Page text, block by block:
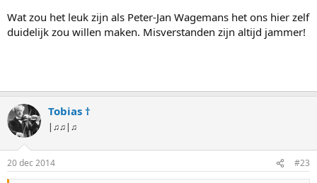
een dergelijk uitspraak niet meer dan de bevestiging van wat een
ieder de van muziek houdt allang wist: sommige stukken vind je
"Als vernieuwend componist heb ik gekozen voor Europa. De
eenwording van dit oude, in de vorige eeuw bijna verwoeste
werelddeel tracht ik te begrijpen en te begeleiden met een
bijdrage aan de Renaissance van zijn kunst. Voor mij geen
Amerikaanse droom, met veel cross-over tussen ‘hoog’ en
Wat zou het leuk zijn als Peter-Jan Wagemans het ons hier zelf
duidelijk zou willen maken. Misverstanden zijn altijd jammer!
Tobias †
|♫♫|♫
20 dec 2014 #23